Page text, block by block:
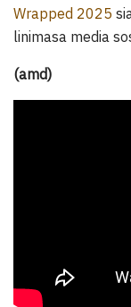
Wrapped 2025
linimasa media
(amd)